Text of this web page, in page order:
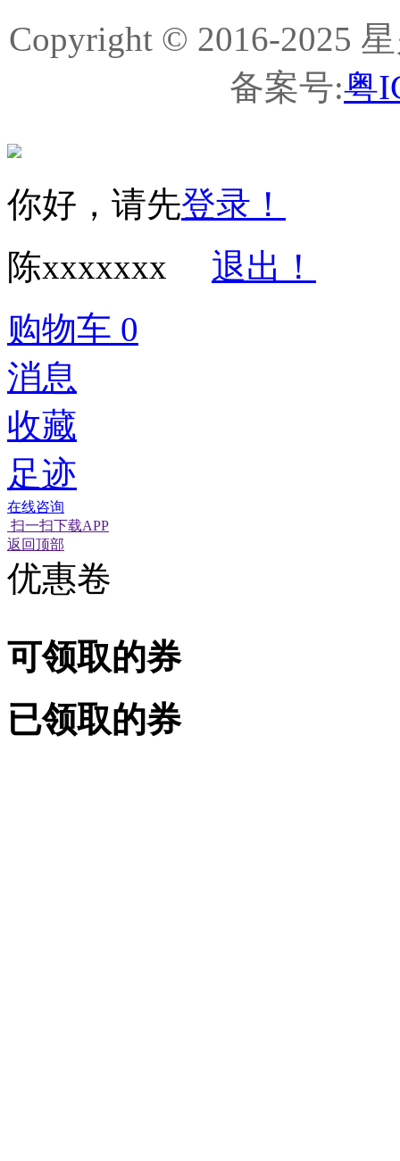
Copyright © 2016-2025
备案号:粤
你好，请先登录！
陈xxxxxxx
退出！
购物车 0
消息
收藏
足迹
在线咨询
扫一扫下载APP
返回顶部
优惠卷
可领取的券
已领取的券